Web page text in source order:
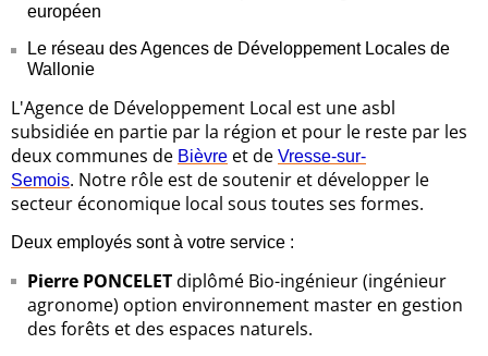
européen
Le réseau des Agences de Développement Locales de
Wallonie
L'Agence de Développement Local est une asbl
subsidiée en partie par la région et pour le reste par les
deux communes de Bièvre et de Vresse-sur-
Semois. Notre rôle est de soutenir et développer le
secteur économique local sous toutes ses formes.
Deux employés sont à votre service :
Pierre PONCELETdiplômé Bio-ingénieur (ingénieur
agronome) option environnement master en gestion
des forêts et des espaces naturels.